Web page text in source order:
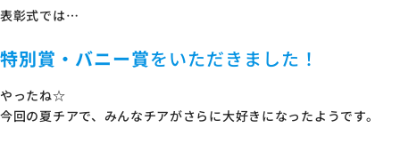
表彰式では…
特別賞・バニー賞をいただきました！
やったね☆
今回の夏チアで、みんなチアがさらに大好きになったようです。